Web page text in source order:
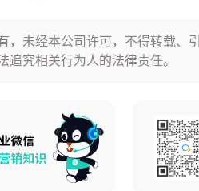
，未经本公司许可，不得转载、
追究相关行为人的法律责任。